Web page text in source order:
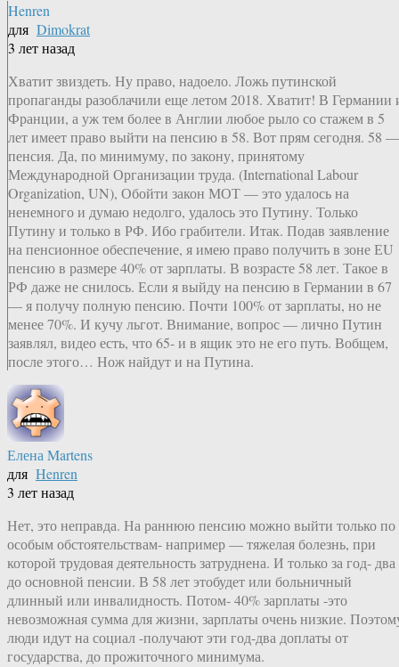
Henren
для Dimokrat
3 лет назад
Хватит звиздеть. Ну право, надоело. Ложь путинской
пропаганды разоблачили еще летом 2018. Хватит! В Германии
Франции, а уж тем более в Англии любое рыло со стажем в 5
лет имеет право выйти на пенсию в 58. Вот прям сегодня. 58 —
пенсия. Да, по минимуму, по закону, принятому
Международной Организации труда. (International Labour
Organization, UN), Обойти закон МОТ — это удалось на
ненемного и думаю недолго, удалось это Путину. Только
Путину и только в РФ. Ибо грабители. Итак. Подав заявление
на пенсионное обеспечение, я имею право получить в зоне ЕU
пенсию в размере 40% от зарплаты. В возрасте 58 лет. Такое в
РФ даже не снилось. Если я выйду на пенсию в Германии в 67
— я получу полную пенсию. Почти 100% от зарплаты, но не
менее 70%. И кучу льгот. Внимание, вопрос — лично Путин
заявлял, видео есть, что 65- и в ящик это не его путь. Вобщем,
после этого… Нож найдут и на Путина.
Елена Martens
для Henren
3 лет назад
Нет, это неправда. На раннюю пенсию можно выйти только по
особым обстоятельствам- например — тяжелая болезнь, при
которой трудовая деятельность затруднена. И только за год- два
до основной пенсии. В 58 лет этобудет или больничный
длинный или инвалидность. Потом- 40% зарплаты -это
невозможная сумма для жизни, зарплаты очень низкие.
люди идут на социал -получают эти год-два доплаты от
государства, до прожиточного минимума.